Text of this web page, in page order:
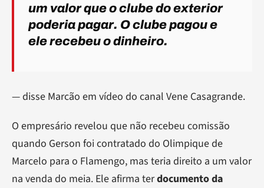
um valor que o clube do exterior
poderia pagar. O clube pagou e
ele recebeu o dinheiro.
— disse Marcão em vídeo do canal Vene Casagrande.
O empresário revelou que não recebeu comissão
quando Gerson foi contratado do Olimpique de
Marcelo para o Flamengo, mas teria direito a um valor
na venda do meia. Ele afirma terdocumento da